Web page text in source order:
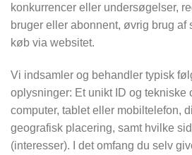
konkurrencer eller undersøgelser,
bruger eller abonnent, øvrig brug af
køb via websitet.
Vi indsamler og behandler typisk
oplysninger: Et unikt ID og tekniske
computer, tablet eller mobiltelefon,
geografisk placering, samt hvilke
(interesser). I det omfang du selv